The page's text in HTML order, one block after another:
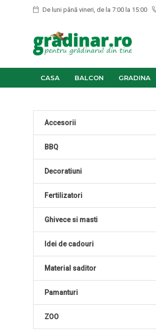
De luni până vineri, de la 7:00 la 15:00
CASA BALCON GRADINA
Accesorii
BBQ
Decoratiuni
Fertilizatori
Ghivece si masti
Idei de cadouri
Material saditor
Pamanturi
ZOO